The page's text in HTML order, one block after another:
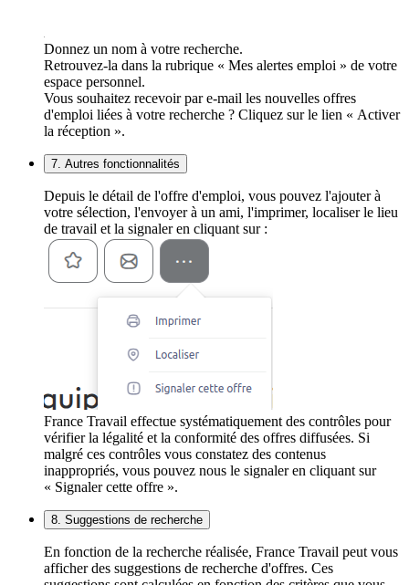
Donnez un nom à votre recherche.
Retrouvez-la dans la rubrique « Mes alertes emploi » de votre
espace personnel.
Vous souhaitez recevoir par e-mail les nouvelles offres
d'emploi liées à votre recherche ? Cliquez sur le lien « Activer
la réception ».
7. Autres fonctionnalités
Depuis le détail de l'offre d'emploi, vous pouvez l'ajouter à
votre sélection, l'envoyer à un ami, l'imprimer, localiser le lieu
de travail et la signaler en cliquant sur :
France Travail effectue systématiquement des contrôles pour
vérifier la légalité et la conformité des offres diffusées. Si
malgré ces contrôles vous constatez des contenus
inappropriés, vous pouvez nous le signaler en cliquant sur
« Signaler cette offre ».
8. Suggestions de recherche
En fonction de la recherche réalisée, France Travail peut vous
afficher des suggestions de recherche d'offres. Ces